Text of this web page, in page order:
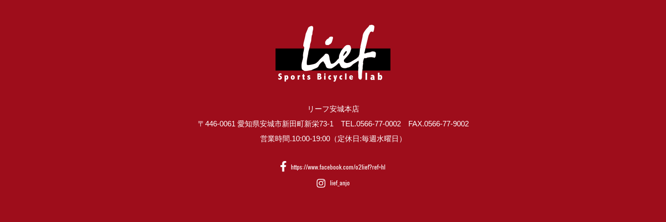
リーフ安城本店
〒446-0061 愛知県安城市新田町新栄73-1 TEL.0566-77-0002 FAX.0566-77-9002
営業時間.10:00-19:00（定休日:毎週水曜日）
https://www.facebook.com/o2lief?ref=hl
lief_anjo